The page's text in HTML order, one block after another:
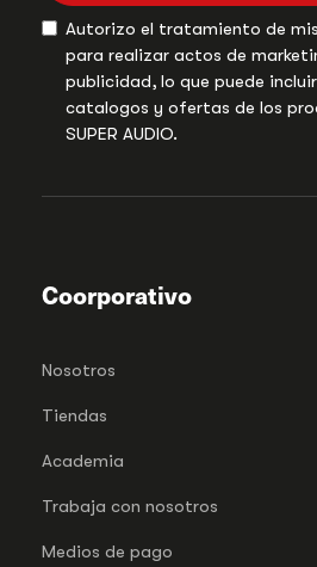
Autorizo el tratamiento de
para realizar actos de
publicidad, lo que puede
catalogos y ofertas de los
SUPER AUDIO.
Coorporativo
Nosotros
Tiendas
Academia
Trabaja con nosotros
Medios de pago